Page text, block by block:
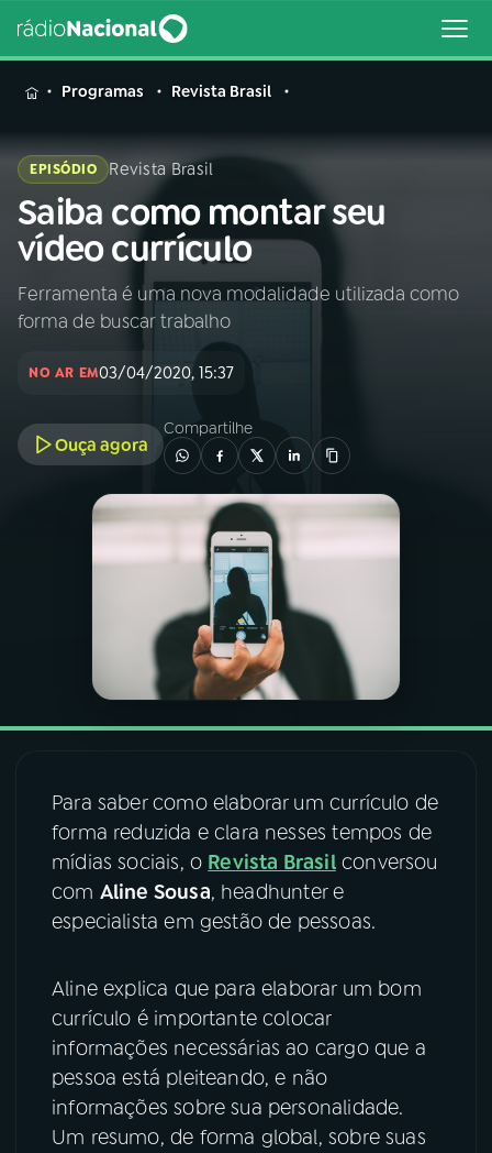
MENU
Buscar
na
Rádio
Nacional
Buscar
AO VIVO
PROGRAMAÇÃO
PROGRAMAS
PODCASTS
07ÚLTIMAS
FESTIVAL DE MÚSICA
ACOMPANHE A RÁDIO NACIONAL
YouTube Facebook
Instagram X
TikTok
Programas Revista Brasil
EPISÓDIO Revista Brasil
Saiba como montar seu
vídeo currículo
Ferramenta é uma nova modalidade utilizada como
forma de buscar trabalho
NO AR EM03/04/2020, 15:37
Ouça agora
Compartilhe
Para saber como elaborar um currículo de
forma reduzida e clara nesses tempos de
mídias sociais, o Revista Brasilconversou
com Aline Sousa, headhunter e
especialista em gestão de pessoas.
Aline explica que para elaborar um bom
currículo é importante colocar
informações necessárias ao cargo que a
pessoa está pleiteando, e não
informações sobre sua personalidade.
Um resumo, de forma global, sobre suas